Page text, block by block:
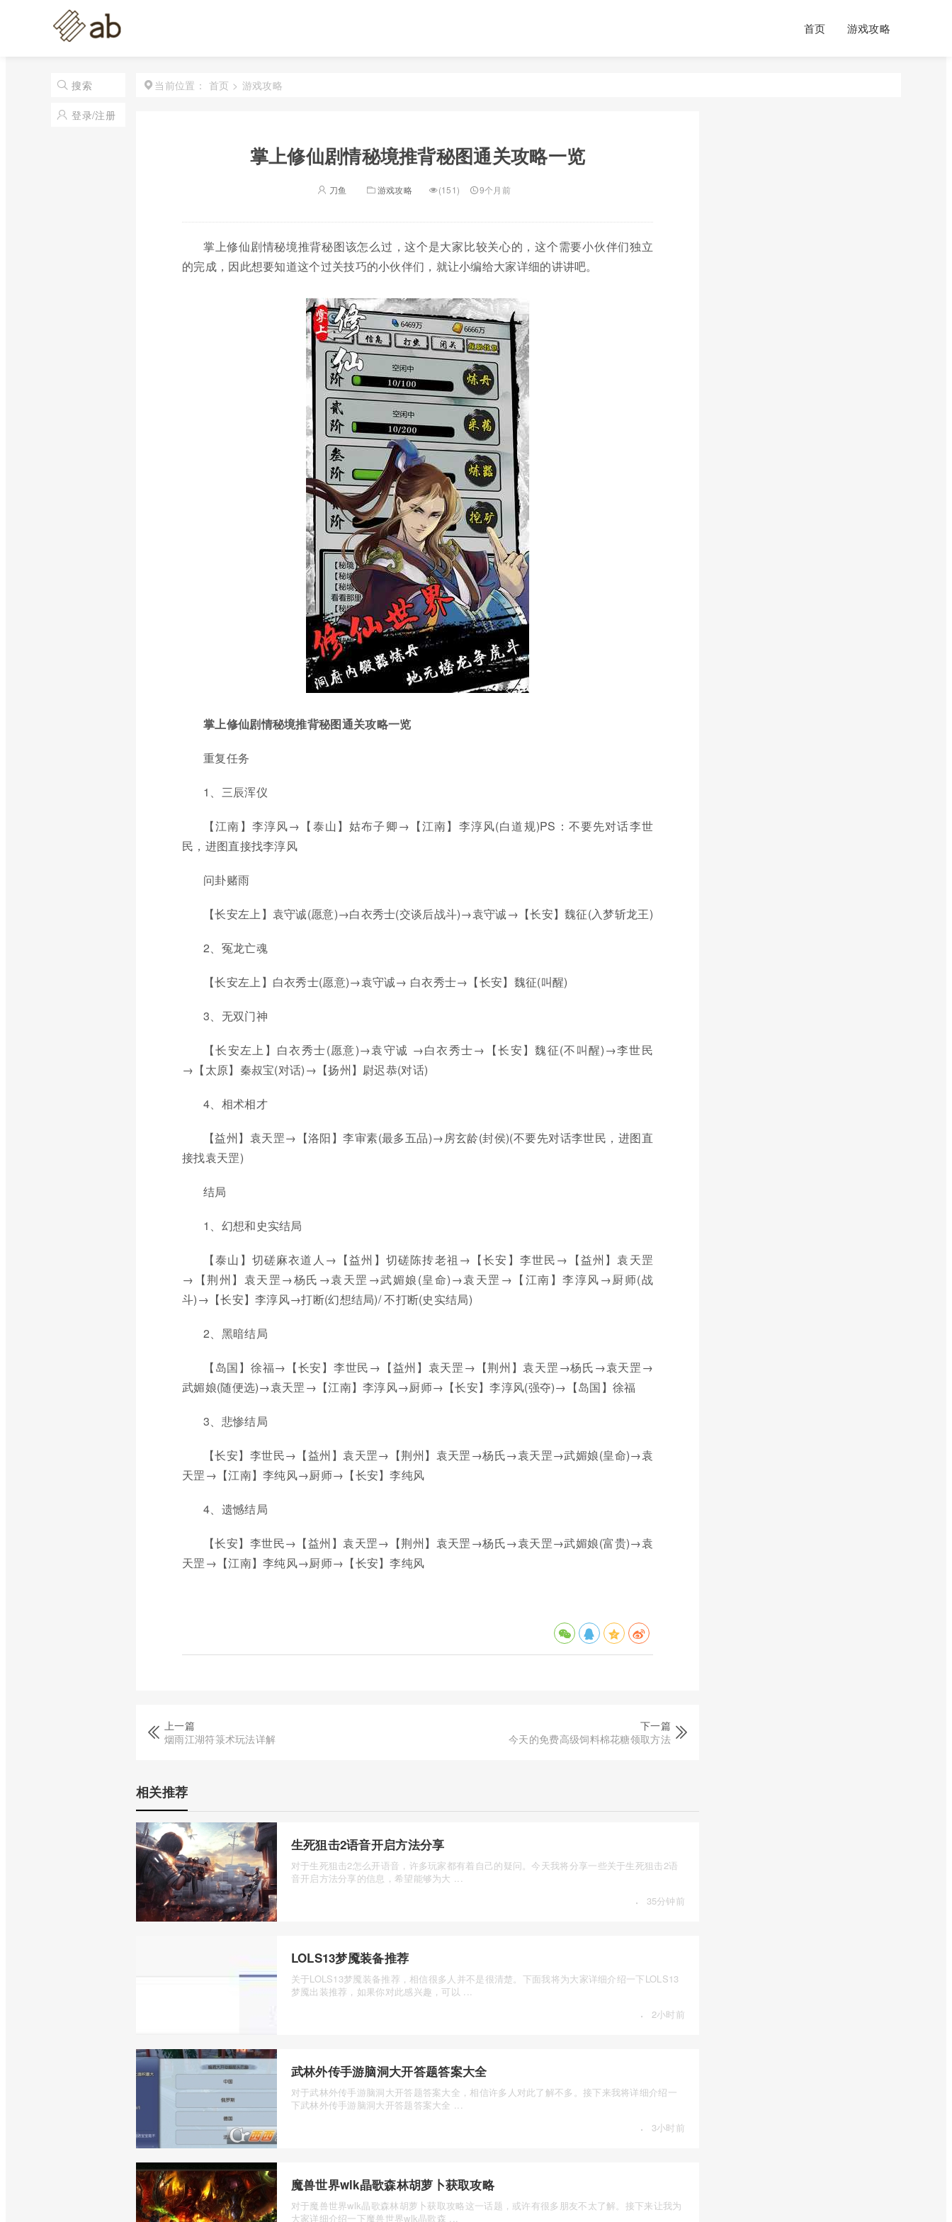
首页 游戏攻略
搜索
登录/注册
当前位置： 首页 > 游戏攻略
掌上修仙剧情秘境推背秘图通关攻略一览
刀鱼 游戏攻略 (151) 9个月前
掌上修仙剧情秘境推背秘图该怎么过，这个是大家比较关心的，这个需要小伙伴们独立
的完成，因此想要知道这个过关技巧的小伙伴们，就让小编给大家详细的讲讲吧。
掌上修仙剧情秘境推背秘图通关攻略一览
重复任务
1、三辰浑仪
【江南】李淳风→【泰山】姑布子卿→【江南】李淳风(白道规)PS：不要先对话李世
民，进图直接找李淳风
问卦赌雨
【长安左上】袁守诚(愿意)→白衣秀士(交谈后战斗)→袁守诚→【长安】魏征(入梦斩龙王)
2、冤龙亡魂
【长安左上】白衣秀士(愿意)→袁守诚→ 白衣秀士→【长安】魏征(叫醒)
3、无双门神
【长安左上】白衣秀士(愿意)→袁守诚 →白衣秀士→【长安】魏征(不叫醒)→李世民
→【太原】秦叔宝(对话)→【扬州】尉迟恭(对话)
4、相术相才
【益州】袁天罡→【洛阳】李审素(最多五品)→房玄龄(封侯)(不要先对话李世民，进图直
接找袁天罡)
结局
1、幻想和史实结局
【泰山】切磋麻衣道人→【益州】切磋陈抟老祖→【长安】李世民→【益州】袁天罡
→【荆州】袁天罡→杨氏→袁天罡→武媚娘(皇命)→袁天罡→【江南】李淳风→厨师(战
斗)→【长安】李淳风→打断(幻想结局)/ 不打断(史实结局)
2、黑暗结局
【岛国】徐福→【长安】李世民→【益州】袁天罡→【荆州】袁天罡→杨氏→袁天罡→
武媚娘(随便选)→袁天罡→【江南】李淳风→厨师→【长安】李淳风(强夺)→【岛国】徐福
3、悲惨结局
【长安】李世民→【益州】袁天罡→【荆州】袁天罡→杨氏→袁天罡→武媚娘(皇命)→袁
天罡→【江南】李纯风→厨师→【长安】李纯风
4、遗憾结局
【长安】李世民→【益州】袁天罡→【荆州】袁天罡→杨氏→袁天罡→武媚娘(富贵)→袁
天罡→【江南】李纯风→厨师→【长安】李纯风
上一篇
烟雨江湖符箓术玩法详解
下一篇
今天的免费高级饲料棉花糖领取方法
相关推荐
生死狙击2语音开启方法分享
对于生死狙击2怎么开语音，许多玩家都有着自己的疑问。今天我将分享一些关于生死狙击2语
音开启方法分享的信息，希望能够为大 ...
· 35分钟前
LOLS13梦魇装备推荐
关于LOLS13梦魇装备推荐，相信很多人并不是很清楚。下面我将为大家详细介绍一下LOLS13
梦魇出装推荐，如果你对此感兴趣，可以 ...
· 2小时前
武林外传手游脑洞大开答题答案大全
对于武林外传手游脑洞大开答题答案大全，相信许多人对此了解不多。接下来我将详细介绍一
下武林外传手游脑洞大开答题答案大全 ...
· 3小时前
魔兽世界wlk晶歌森林胡萝卜获取攻略
对于魔兽世界wlk晶歌森林胡萝卜获取攻略这一话题，或许有很多朋友不太了解。接下来让我为
大家详细介绍一下魔兽世界wlk晶歌森 ...